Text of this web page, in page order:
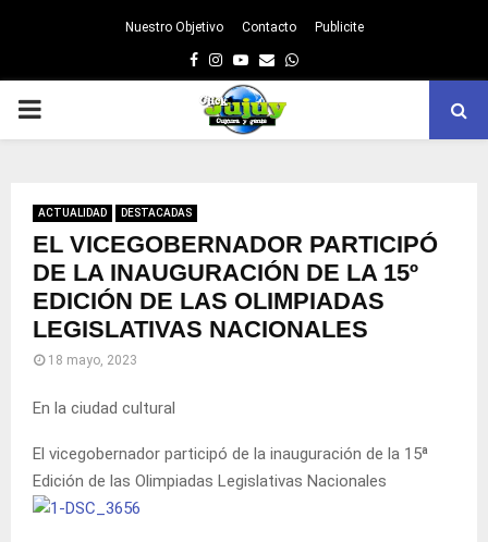
Nuestro Objetivo Contacto Publicite
Facebook
Instagram
Youtube
EmailWhatsapp
PRIMARY
ACTUALIDAD DESTACADAS
EL VICEGOBERNADOR PARTICIPÓ
DE LA INAUGURACIÓN DE LA 15º
EDICIÓN DE LAS OLIMPIADAS
LEGISLATIVAS NACIONALES
18 mayo, 2023
En la ciudad cultural
El vicegobernador participó de la inauguración de la 15ª
Edición de las Olimpiadas Legislativas Nacionales